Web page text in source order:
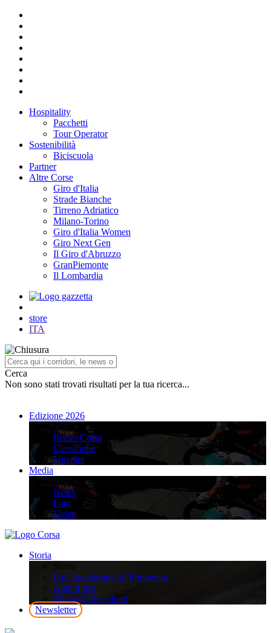
Hospitality
Pacchetti
Tour Operator
Sostenibilità
Biciscuola
Partner
Altre Corse
Giro d'Italia
Strade Bianche
Tirreno Adriatico
Milano-Torino
Giro d'Italia Women
Giro Next Gen
Il Giro d'Abruzzo
GranPiemonte
Il Lombardia
store
ITA
Cerca
Non sono stati trovati risultati per la tua ricerca...
Edizione 2026
Edizione 2026
Recap Corsa
Classifiche
Squadre
Media
Media
News
Foto
Video
Storia
La Classicissima di Primavera
Albo d’oro
Edizioni Precedenti
Newsletter